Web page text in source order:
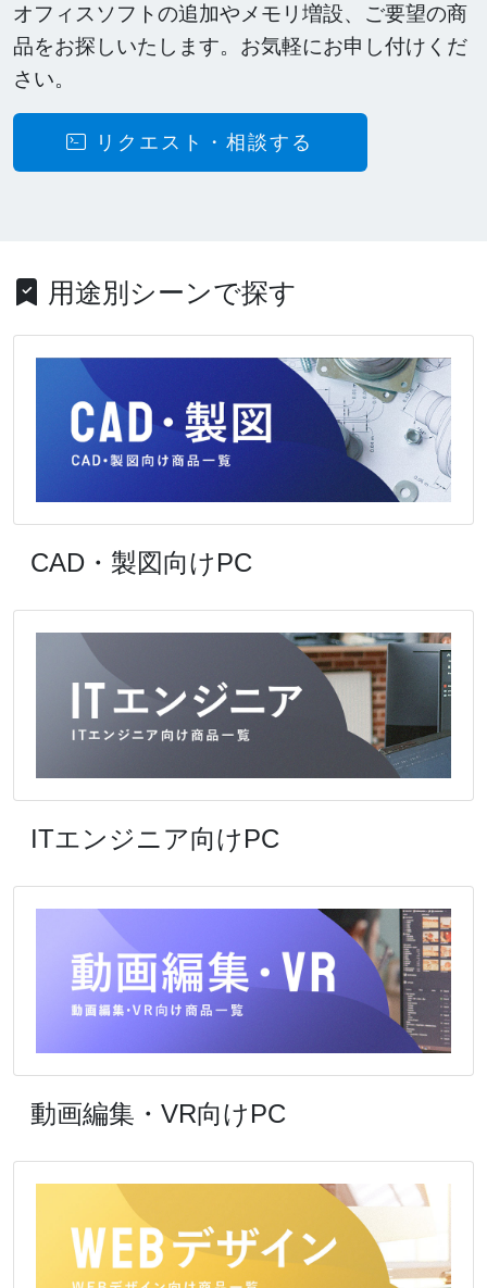
オフィスソフトの追加やメモリ増設、ご要望の商
品をお探しいたします。お気軽にお申し付けくだ
さい。
リクエスト・相談する
用途別シーンで探す
CAD・製図向けPC
ITエンジニア向けPC
動画編集・VR向けPC